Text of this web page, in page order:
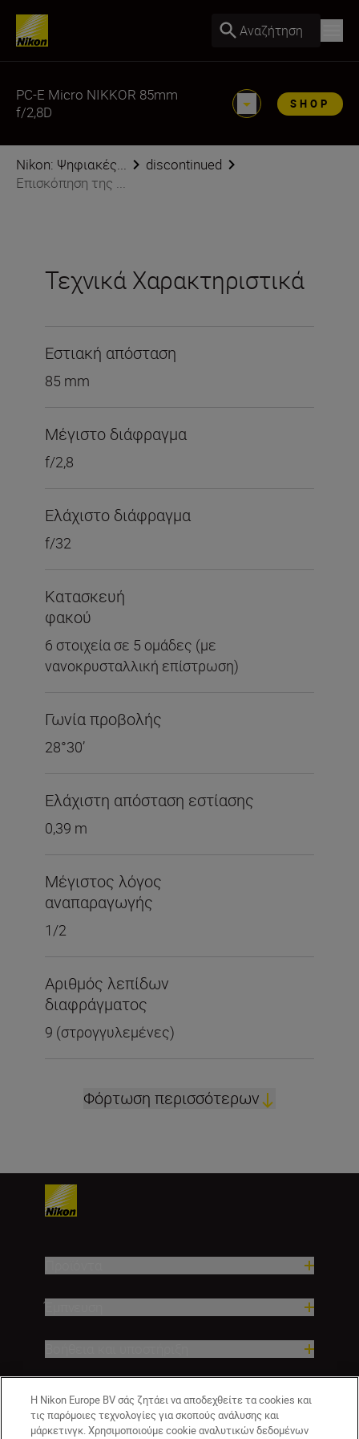
Αναζήτηση
PC-E Micro NIKKOR 85mm
f/2,8D
SHOP
Nikon: Ψηφιακές...
discontinued
Επισκόπηση της ...
Τεχνικά Χαρακτηριστικά
Εστιακή απόσταση
85 mm
Μέγιστο διάφραγμα
f/2,8
Ελάχιστο διάφραγμα
f/32
Κατασκευή
φακού
6 στοιχεία σε 5 ομάδες (με
νανοκρυσταλλική επίστρωση)
Γωνία προβολής
28°30’
Ελάχιστη απόσταση εστίασης
0,39 m
Μέγιστος λόγος
αναπαραγωγής
1/2
Αριθμός λεπίδων
διαφράγματος
9 (στρογγυλεμένες)
Φόρτωση περισσότερων
Η Nikon Europe BV σάς ζητάει να αποδεχθείτε τα cookies και
τις παρόμοιες τεχνολογίες για σκοπούς ανάλυσης και
μάρκετινγκ. Χρησιμοποιούμε cookie αναλυτικών δεδομένων